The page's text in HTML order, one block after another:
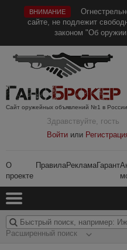
ВНИМАНИЕ
сайте, не подлежит
законом "Об
Сайт оружейных объявлений №1 в
Здравствуйте, гость
Войти или
О
проекте
ПравилаРекламаГарант
Расширенный поиск